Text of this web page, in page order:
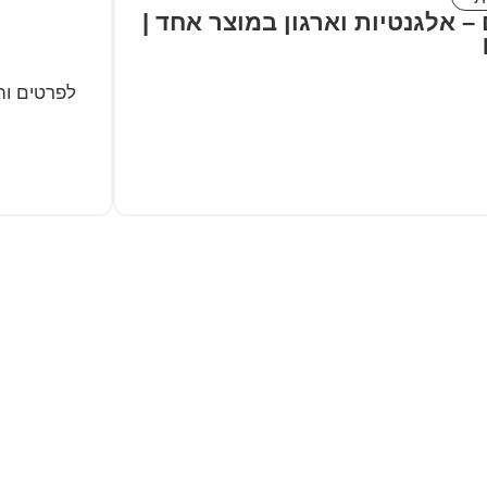
וארגון במוצר אחד |
לפרטים